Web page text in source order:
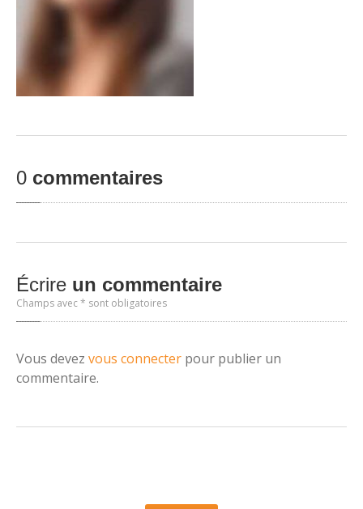
0 commentaires
Écrire un commentaire
Champs avec * sont obligatoires
Vous devez vous connecter pour publier un
commentaire.